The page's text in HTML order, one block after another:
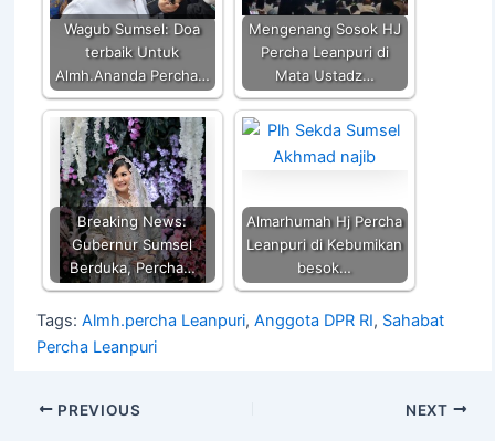
k
Wagub Sumsel: Doa
terbaik Untuk
Almh.Ananda Percha…
Mengenang Sosok HJ
Percha Leanpuri di
Mata Ustadz…
Breaking News:
Gubernur Sumsel
Berduka, Percha…
Almarhumah Hj Percha
Leanpuri di Kebumikan
besok…
Tags: Almh.percha Leanpuri, Anggota DPR RI, Sahabat
Percha Leanpuri
PREVIOUS NEXT